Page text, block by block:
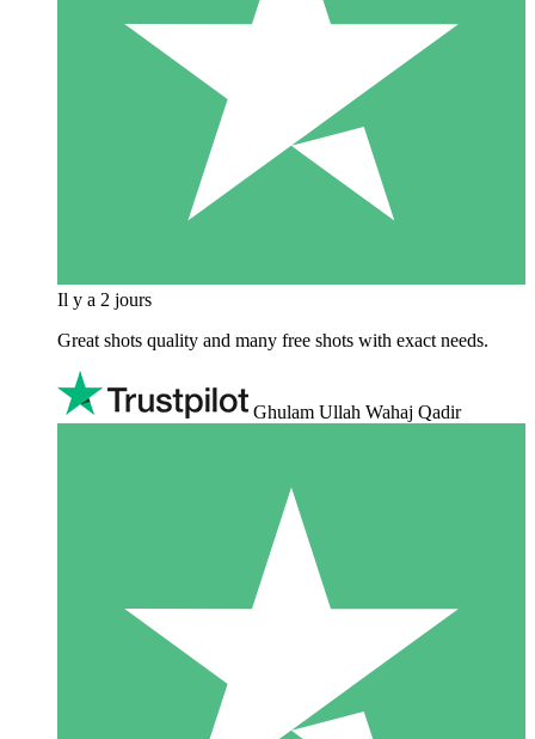
Il y a 2 jours
Great shots quality and many free shots with exact needs.
Ghulam Ullah Wahaj Qadir